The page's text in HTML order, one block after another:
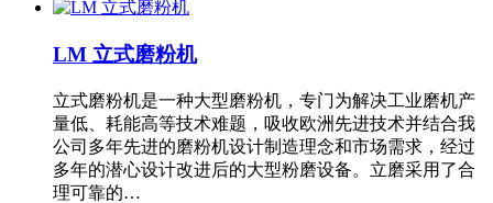
LM 立式磨粉机
立式磨粉机是一种大型磨粉机，专门为解决工业磨机产
量低、耗能高等技术难题，吸收欧洲先进技术并结合我
公司多年先进的磨粉机设计制造理念和市场需求，经过
多年的潜心设计改进后的大型粉磨设备。立磨采用了合
理可靠的…